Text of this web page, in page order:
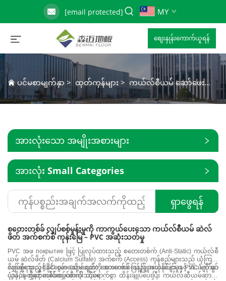
[email protected] MY
စျေးနှုန်းကောက်ယူရန်
ပင်မစာမျက်နှာ >ထုတ်ကုန်များ > ကယ်လ်စီယမ် ဆော်ဖေးတ် မြင့်မားသော လမ်းကြောင်း ကုန်းမြေ
အားလုံးသော အမျိုးအစားများ
အားလုံး Small Categories
ရှာဖွေရန်
စတေးတစ်ခ် လျှပ်စစ်မှုန်းမှုကို ကာကွယ်ပေးသော ကယ်လ်စီယမ် ဆဲလ်
ဖိတ် အက်စက်စ် ကုန်းမြေ – PVC အဆုံးသတ်မှု
PVC အဖ покрытие ဖြင့် ပြုလုပ်ထားသည့် စတေးတစ်က် (Anti-Static) ကယ်လ်စီ
ယမ် ဆဲလ်ဖိတ် (Calcium Sulfate) အက်စက် (Access) ကုန်စည်များသည် ယုံကြည်
စိတ်ချရသည့် ESD စွမ်းဆောင်ရည်ကို အားကောင်းသည့် အသုံးပျော်မှုနှင့် အသံကို စုပ်
ယူနိုင်မှုတို့နှင့် ပေါင်းစပ်ထားပါသည်။
လျှပ်စီးကူးလွှင့်နိုင်သော (သို့မဟုတ်) စတေတစ်ခ်-ဖြန့်ဖြူးပေးနိုင်သော PVC မျက်နှာ
ပုံသည် စတေတစ်ခ်လျှပ်စီးကို ထိရောက်စွာ ထိန်းချုပ်ပေးပြီး ကယ်လ်ဆီယမ်ဆာလ်